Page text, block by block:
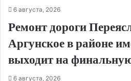
6 августа, 2026
Ремонт дороги
Аргунское в районе
выходит на
6 августа, 2026